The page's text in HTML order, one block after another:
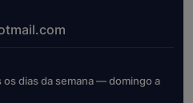
dias da semana — domingo a